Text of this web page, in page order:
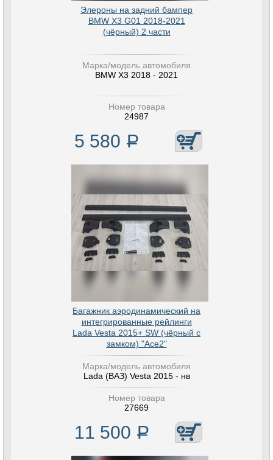
Элероны на задний бампер
BMW X3 G01 2018-2021
(чёрный) 2 части
Марка/модель автомобиля
BMW X3 2018 - 2021
Номер товара
24987
5 580 Р
Багажник аэродинамический на
интегрированные рейлинги
Lada Vesta 2015+ SW (чёрный с
замком) "Ace2"
Марка/модель автомобиля
Lada (ВАЗ) Vesta 2015 - нв
Номер товара
27669
11 500 Р